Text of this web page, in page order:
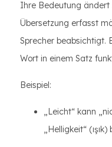
Ihre Bedeutung ändert
Übersetzung erfasst
Sprecher beabsichtigt.
Wort in einem Satz
Beispiel:
„Leicht“ kann
„Helligkeit“